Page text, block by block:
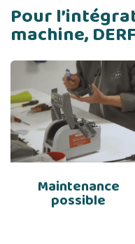
Pour
machine,
Maintenance
possible